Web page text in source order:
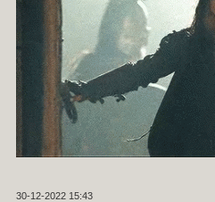
30-12-2022 15:43